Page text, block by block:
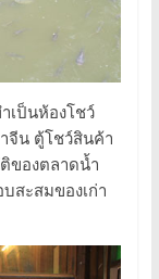
เป็นห้องโชว์
จีน ตู้โชว์สินค้า
ของตลาดน้ำ
สะสมของเก่า